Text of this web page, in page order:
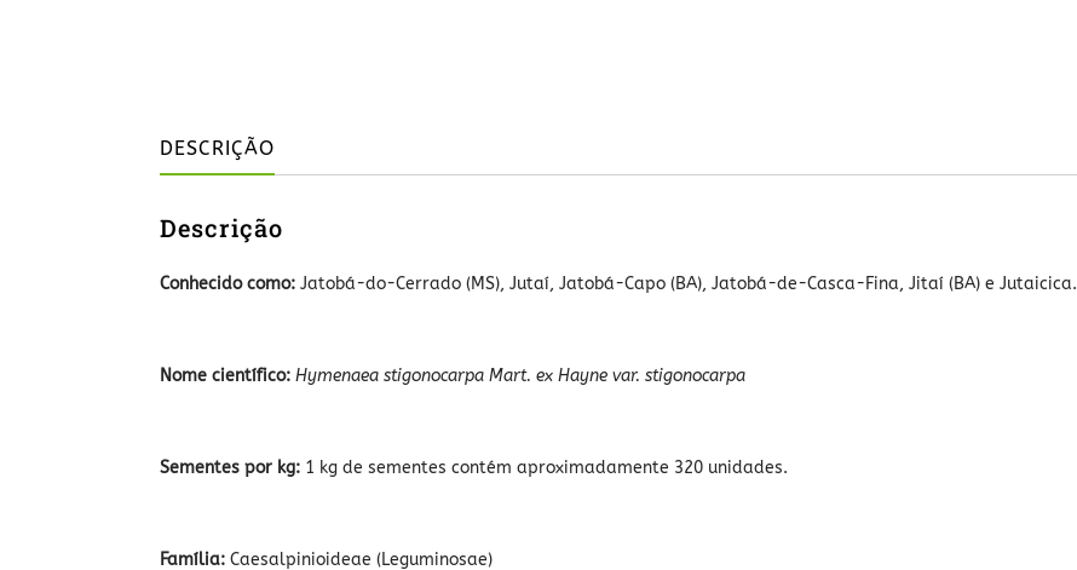
DESCRIÇÃO
Descrição
Conhecido como: Jatobá-do-Cerrado (MS), Jutaí, Jatobá-Capo (BA), Jatobá-de-Casca-Fina, Jitaí (BA) e Jutaicica.
Nome científico: Hymenaea stigonocarpa Mart. ex Hayne var. stigonocarpa
Sementes por kg: 1 kg de sementes contém aproximadamente 320 unidades.
Família: Caesalpinioideae (Leguminosae)